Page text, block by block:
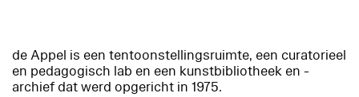
de Appel is een tentoonstellingsruimte, een curatorieel
en pedagogisch lab en een kunstbibliotheek en -
archief dat werd opgericht in 1975.